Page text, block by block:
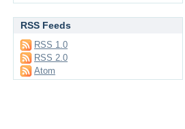
RSS Feeds
RSS 1.0
RSS 2.0
Atom